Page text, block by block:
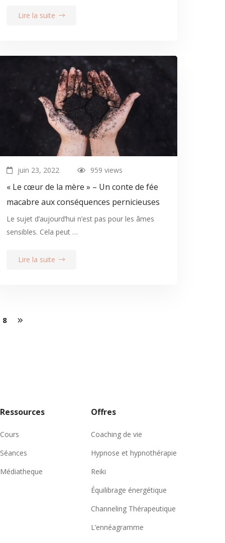
Lire la suite
juin 23, 2022 959 views
« Le cœur de la mère » – Un conte de fée
macabre aux conséquences pernicieuses
Le sujet d’aujourd’hui n’est pas pour les âmes
sensibles. Cela peut …
Lire la suite
8
Ressources
Cours
Séances
Médiatheque
Offres
Coaching de vie
Hypnose et hypnothérapie
Reiki
Équilibrage énergétique
Channeling Thérapeutique
L’ennéagramme